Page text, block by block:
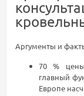
Аргументы и
70 %
главный
Европе